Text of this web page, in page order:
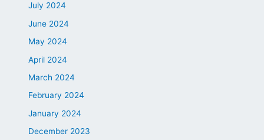
July 2024
June 2024
May 2024
April 2024
March 2024
February 2024
January 2024
December 2023